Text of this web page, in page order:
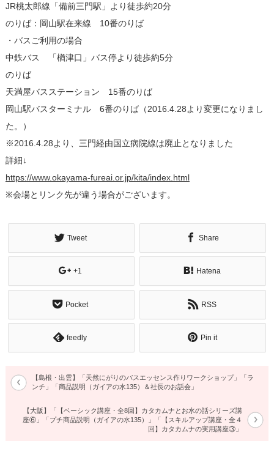
JR桃太郎線「備前三門駅」より徒歩約20分
のりば：岡山駅在来線 10番のりば
・バスご利用の場合
中鉄バス 「楢津口」バス停より徒歩約5分
のりば
天満屋バスステーション 15番のりば
岡山駅バスターミナル 6番のりば（2016.4.28より変更になりまし
た。）
※2016.4.28より、三門経由国立病院線は廃止となりました
詳細↓
https://www.okayama-fureai.or.jp/kita/index.html
※会場とリンク先が違う場合がございます。
Tweet Share
+1 Hatena
Pocket RSS
feedly Pin it
【島根・出雲】「天然にがりのバスエッセンス作りワークショップ」「ラ
ンチ」「商品説明（ガイアの水135）＆社長のお話会」
【大阪】「【ベーシック講座・全8回】カタカムナとお水の話シリーズ講
座⑥」「プチ商品説明（ガイアの水135）」「【スキルアップ講座・全４
回】カタカムナの実用講座③」